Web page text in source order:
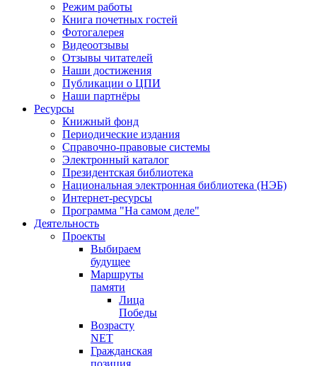
Режим работы
Книга почетных гостей
Фотогалерея
Видеоотзывы
Отзывы читателей
Наши достижения
Публикации о ЦПИ
Наши партнёры
Ресурсы
Книжный фонд
Периодические издания
Справочно-правовые системы
Электронный каталог
Президентская библиотека
Национальная электронная библиотека (НЭБ)
Интернет-ресурсы
Программа "На самом деле"
Деятельность
Проекты
Выбираем
будущее
Маршруты
памяти
Лица
Победы
Возрасту
NET
Гражданская
позиция